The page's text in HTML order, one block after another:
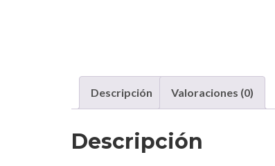
Descripción Valoraciones (0)
Descripción